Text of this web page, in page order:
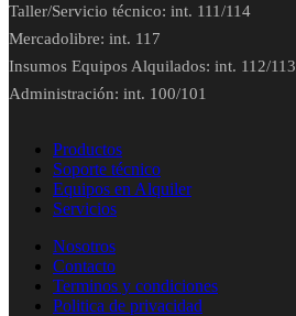
Taller/Servicio técnico: int. 111/114
Mercadolibre: int. 117
Insumos Equipos Alquilados: int. 112/113
Administración: int. 100/101
Productos
Soporte técnico
Equipos en Alquiler
Servicios
Nosotros
Contacto
Terminos y condiciones
Politica de privacidad